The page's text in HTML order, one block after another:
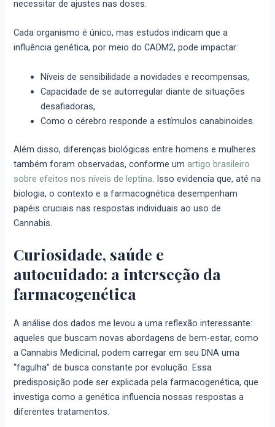
necessitar de ajustes nas doses.
Cada organismo é único, mas estudos indicam que a
influência genética, por meio do CADM2, pode impactar:
Níveis de sensibilidade a novidades e recompensas,
Capacidade de se autorregular diante de situações
desafiadoras,
Como o cérebro responde a estímulos canabinoides.
Além disso, diferenças biológicas entre homens e mulheres
também foram observadas, conforme umartigo brasileiro
sobre efeitos nos níveis de leptina. Isso evidencia que, até na
biologia, o contexto e a farmacognética desempenham
papéis cruciais nas respostas individuais ao uso de
Cannabis.
Curiosidade, saúde e
autocuidado: a interseção da
farmacogenética
A análise dos dados me levou a uma reflexão interessante:
aqueles que buscam novas abordagens de bem-estar, como
a Cannabis Medicinal, podem carregar em seu DNA uma
“fagulha” de busca constante por evolução. Essa
predisposição pode ser explicada pela farmacogenética, que
investiga como a genética influencia nossas respostas a
diferentes tratamentos.